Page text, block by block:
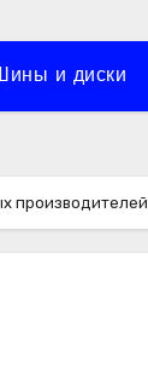
и диски
производителей